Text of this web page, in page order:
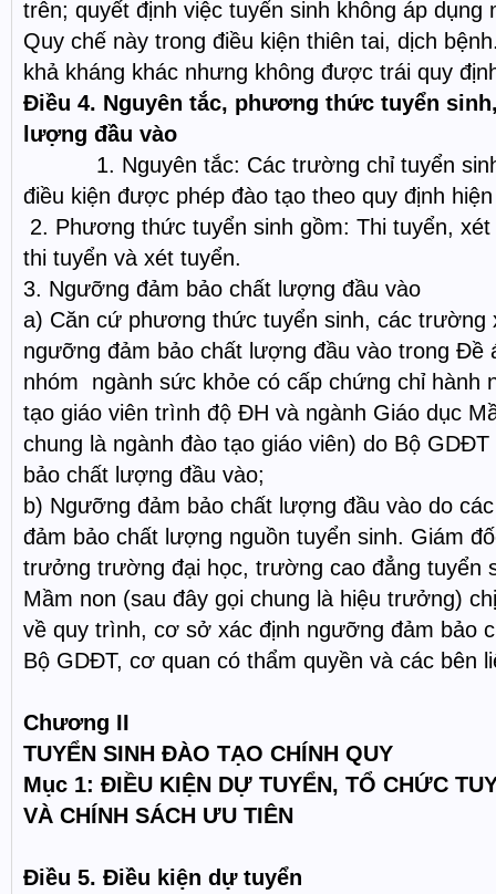
trên; quyết định việc tuyển sinh không áp dụng
Quy chế này trong điều kiện thiên tai, dịch
khả kháng khác nhưng không được trái quy
Điều 4. Nguyên tắc, phương thức tuyển
lượng đầu vào
1. Nguyên tắc: Các trường chỉ tuyển sinh
điều kiện được phép đào tạo theo quy định
2. Phương thức tuyển sinh gồm: Thi tuyển,
thi tuyển và xét tuyển.
3. Ngưỡng đảm bảo chất lượng đầu vào
a) Căn cứ phương thức tuyển sinh, các trường
ngưỡng đảm bảo chất lượng đầu vào trong Đề
nhóm ngành sức khỏe có cấp chứng chỉ hành
tạo giáo viên trình độ ĐH và ngành Giáo dục
chung là ngành đào tạo giáo viên) do Bộ
bảo chất lượng đầu vào;
b) Ngưỡng đảm bảo chất lượng đầu vào do
đảm bảo chất lượng nguồn tuyển sinh. Giám
trưởng trường đại học, trường cao đẳng tuyển
Mầm non (sau đây gọi chung là hiệu trưởng)
về quy trình, cơ sở xác định ngưỡng đảm bảo
Bộ GDĐT, cơ quan có thẩm quyền và các bên
Chương II
TUYỂN SINH ĐÀO TẠO CHÍNH QUY
Mục 1: ĐIỀU KIỆN DỰ TUYỂN, TỔ CHỨC
VÀ CHÍNH SÁCH ƯU TIÊN
Điều 5. Điều kiện dự tuyển